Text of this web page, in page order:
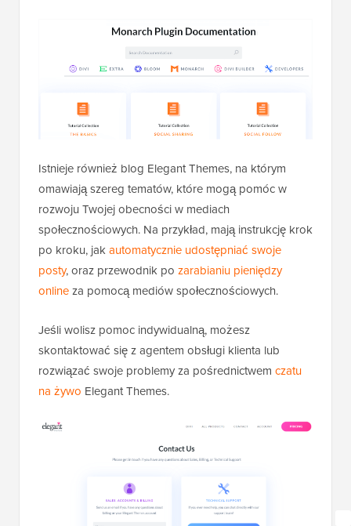
Istnieje również blog Elegant Themes, na którym
omawiają szereg tematów, które mogą pomóc w
rozwoju Twojej obecności w mediach
społecznościowych. Na przykład, mają instrukcję krok
po kroku, jakautomatycznie udostępniać swoje
posty, oraz przewodnik po zarabianiu pieniędzy
onlineza pomocą mediów społecznościowych.
Jeśli wolisz pomoc indywidualną, możesz
skontaktować się z agentem obsługi klienta lub
rozwiązać swoje problemy za pośrednictwem czatu
na żywo Elegant Themes.